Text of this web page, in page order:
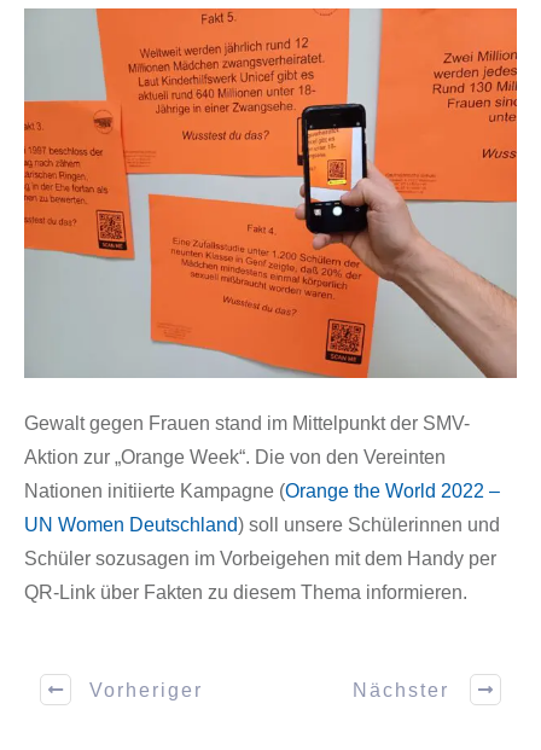
Gewalt gegen Frauen stand im Mittelpunkt der SMV-
Aktion zur „Orange Week“. Die von den Vereinten
Nationen initiierte Kampagne (Orange the World 2022 –
UN Women Deutschland) soll unsere Schülerinnen und
Schüler sozusagen im Vorbeigehen mit dem Handy per
QR-Link über Fakten zu diesem Thema informieren.
Vorheriger Nächster